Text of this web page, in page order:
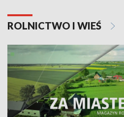
ROLNICTWO I WIEŚ